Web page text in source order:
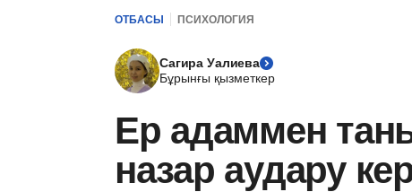
ОТБАСЫ ПСИХОЛОГИЯ
Сагира Уалиева
Бұрынғы қызметкер
Ер адаммен
назар аудару